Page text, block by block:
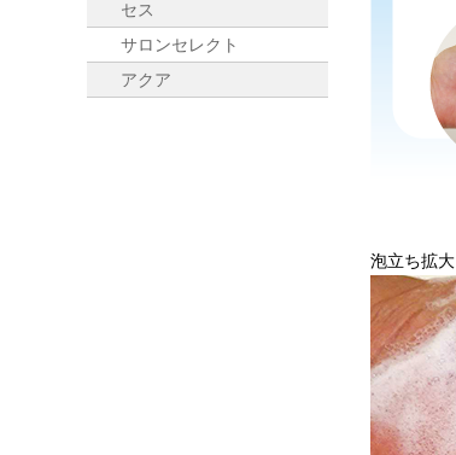
泡立ち拡大
セス
サロンセレクト
アクア